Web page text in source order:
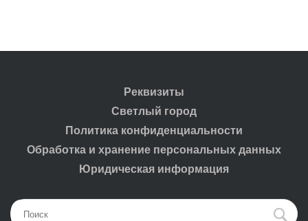
Реквизиты
Светлый город
Политика конфиденциальности
Обработка и хранение персональных данных
Юридическая информация